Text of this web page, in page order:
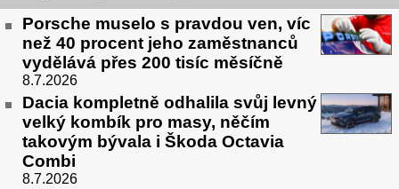
Porsche muselo s pravdou ven, víc
než 40 procent jeho zaměstnanců
vydělává přes 200 tisíc měsíčně
8.7.2026
Dacia kompletně odhalila svůj levný
velký kombík pro masy, něčím
takovým bývala i Škoda Octavia
Combi
8.7.2026